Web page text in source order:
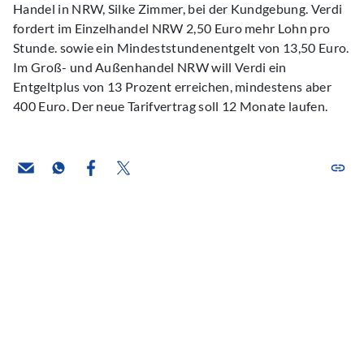
Handel in NRW, Silke Zimmer, bei der Kundgebung. Verdi
fordert im Einzelhandel NRW 2,50 Euro mehr Lohn pro
Stunde. sowie ein Mindeststundenentgelt von 13,50 Euro.
Im Groß- und Außenhandel NRW will Verdi ein
Entgeltplus von 13 Prozent erreichen, mindestens aber
400 Euro. Der neue Tarifvertrag soll 12 Monate laufen.